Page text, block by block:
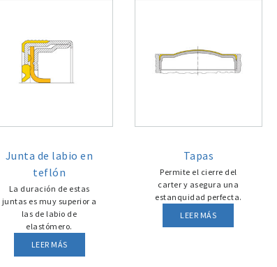
Junta de labio en
teflón
La duración de estas
juntas es muy superior a
las de labio de
elastómero.
LEER MÁS
Tapas
Permite el cierre del
carter y asegura una
estanquidad perfecta.
LEER MÁS